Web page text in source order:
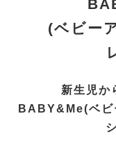
(ベビー
新生児か
BABY&Me(ベビ